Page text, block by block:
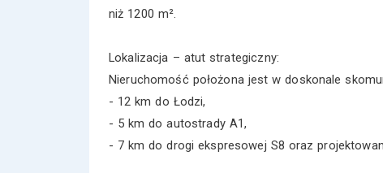
niż 1200 m².
Lokalizacja – atut strategiczny:
Nieruchomość położona jest w doskonale
- 12 km do Łodzi,
- 5 km do autostrady A1,
- 7 km do drogi ekspresowej S8 oraz